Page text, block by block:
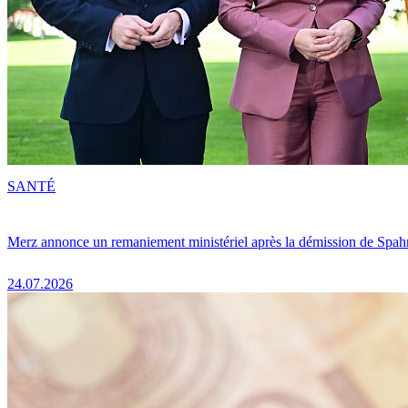
Merz annonce un remaniement ministériel après la démission de
24.07.2026
SANTÉ